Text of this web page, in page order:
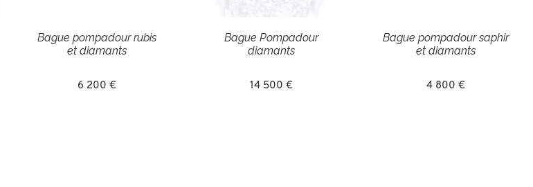
Bague pompadour rubis
et diamants
6 200 €
Bague Pompadour
diamants
14 500 €
Bague pompadour saphir
et diamants
4 800 €